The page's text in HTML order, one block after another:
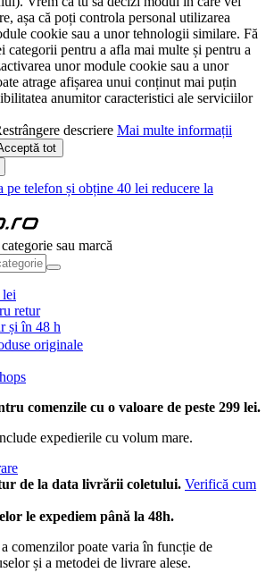
așa că poți controla personal utilizarea
cookie sau a unor tehnologii similare. Fă
categorii pentru a afla mai multe și pentru a
unor module cookie sau a unor
atrage afișarea unui conținut mai puțin
anumitor caracteristici ale serviciilor
descriere Mai multe informații
tot
pe telefon și obține 40 lei reducere la
sau marcă
retur
și în 48 h
originale
comenzile cu o valoare de peste 299 lei.
expedierile cu volum mare.
de la data livrării coletului. Verifică cum
le expediem până la 48h.
comenzilor poate varia în funcție de
și a metodei de livrare alese.